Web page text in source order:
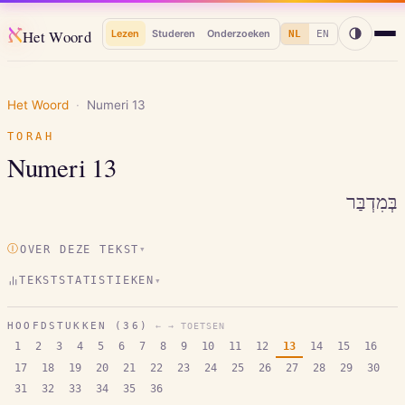
אHet Woord Lezen Studeren Onderzoeken NL EN
Het Woord · Numeri 13
TORAH
Numeri 13
בְּמִדְבַּר
ⒾOVER DEZE TEKST ▾
TEKSTSTATISTIEKEN ▾
HOOFDSTUKKEN (36 ) ← → TOETSEN
1 2 3 4 5 6 7 8 9 10 11 12 13 14 15
16
17
18 19 20 21 22 23 24 25 26 27 28 29
30
31
32 33 34 35 36